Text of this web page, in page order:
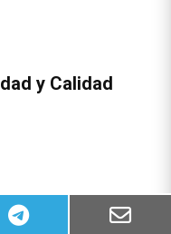
y Calidad